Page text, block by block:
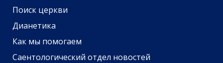
Поиск церкви
Дианетика
Как мы помогаем
Саентологический отдел новостей